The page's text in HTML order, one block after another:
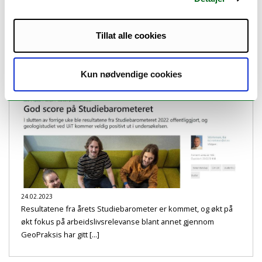
Tillat alle cookies
Kun nødvendige cookies
Økt fokus på arbeidslivsrelevans gir
24.02.2023
Resultatene fra årets Studiebarometer er kommet, og økt på
økt fokus på arbeidslivsrelevanse blant annet gjennom
GeoPraksis har gitt [...]